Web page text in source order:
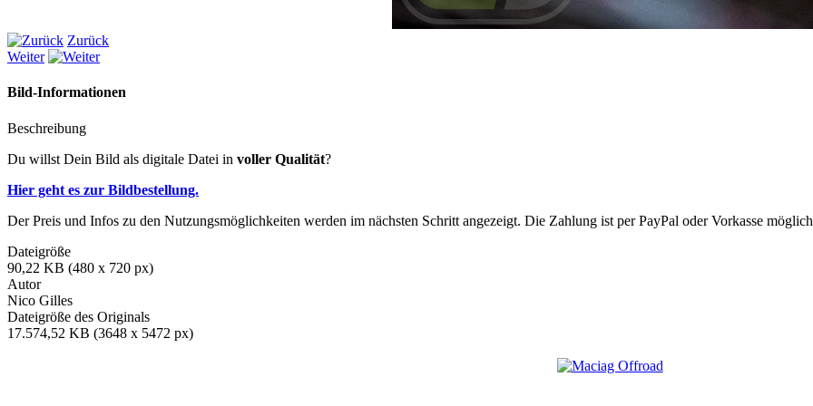
Zurück
Weiter
Bild-Informationen
Beschreibung
Du willst Dein Bild als digitale Datei in voller Qualität?
Hier geht es zur Bildbestellung.
Der Preis und Infos zu den Nutzungsmöglichkeiten werden im nächsten Schritt angezeigt. Die Zahlung ist per PayPal oder Vorkasse
Dateigröße
90,22 KB (480 x 720 px)
Autor
Nico Gilles
Dateigröße des Originals
17.574,52 KB (3648 x 5472 px)